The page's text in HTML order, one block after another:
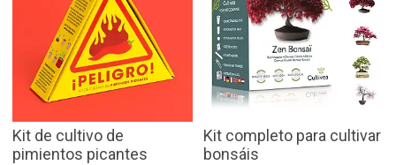
Kit de cultivo de
pimientos picantes
Kit completo para cultivar
bonsáis